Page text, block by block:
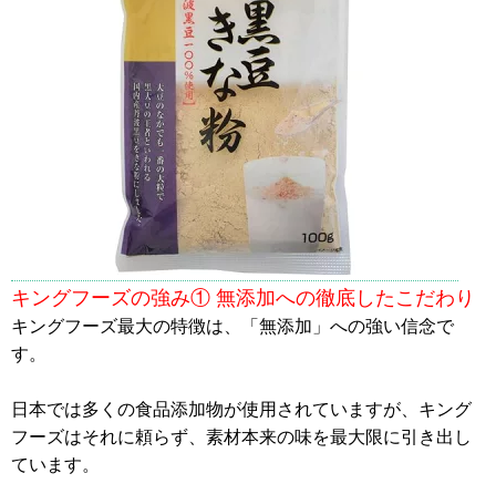
キングフーズの強み① 無添加への徹底したこだわり
キングフーズ最大の特徴は、「無添加」への強い信念で
す。
日本では多くの食品添加物が使用されていますが、キング
フーズはそれに頼らず、素材本来の味を最大限に引き出し
ています。